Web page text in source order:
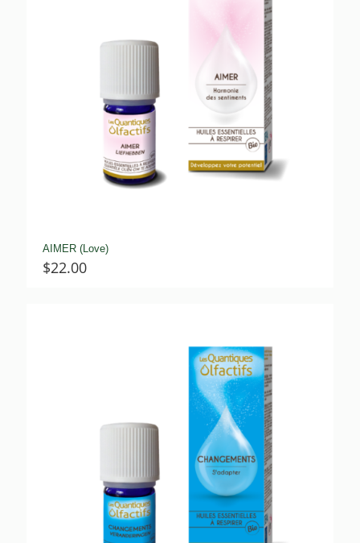
AIMER (Love)
$22.00